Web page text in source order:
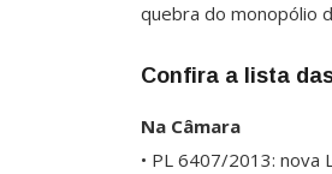
quebra do monopólio
Confira a lista
Na Câmara
• PL 6407/2013: nova